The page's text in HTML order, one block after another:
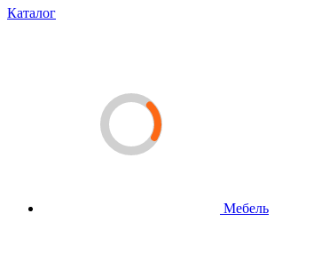
Каталог
Мебель